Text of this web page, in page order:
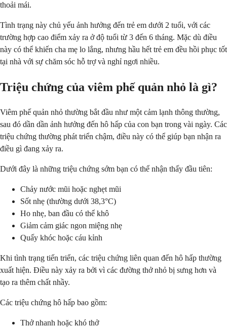
thoải mái.
Tình trạng này chủ yếu ảnh hưởng đến trẻ em dưới 2 tuổi, với các
trường hợp cao điểm xảy ra ở độ tuổi từ 3 đến 6 tháng. Mặc dù điều
này có thể khiến cha mẹ lo lắng, nhưng hầu hết trẻ em đều hồi phục tốt
tại nhà với sự chăm sóc hỗ trợ và nghỉ ngơi nhiều.
Triệu chứng của viêm phế quản nhỏ là gì?
Viêm phế quản nhỏ thường bắt đầu như một cảm lạnh thông thường,
sau đó dần dần ảnh hưởng đến hô hấp của con bạn trong vài ngày. Các
triệu chứng thường phát triển chậm, điều này có thể giúp bạn nhận ra
điều gì đang xảy ra.
Dưới đây là những triệu chứng sớm bạn có thể nhận thấy đầu tiên:
Chảy nước mũi hoặc nghẹt mũi
Sốt nhẹ (thường dưới 38,3°C)
Ho nhẹ, ban đầu có thể khô
Giảm cảm giác ngon miệng nhẹ
Quấy khóc hoặc cáu kỉnh
Khi tình trạng tiến triển, các triệu chứng liên quan đến hô hấp thường
xuất hiện. Điều này xảy ra bởi vì các đường thở nhỏ bị sưng hơn và
tạo ra thêm chất nhầy.
Các triệu chứng hô hấp bao gồm:
Thở nhanh hoặc khó thở